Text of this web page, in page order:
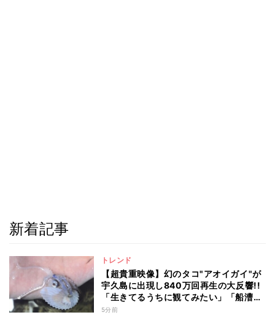
新着記事
トレンド
【超貴重映像】幻のタコ"アオイガイ"が
宇久島に出現し840万回再生の大反響!!
「生きてるうちに観てみたい」「船漕い
でるみたいなの可愛い」
5分前